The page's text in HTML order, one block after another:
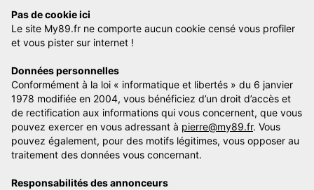
Pas de cookie ici
Le site My89.fr ne comporte aucun cookie censé vous profiler
et vous pister sur internet !
Données personnelles
Conformément à la loi « informatique et libertés » du 6 janvier
1978 modifiée en 2004, vous bénéficiez d’un droit d’accès et
de rectification aux informations qui vous concernent, que vous
pouvez exercer en vous adressant à pierre@my89.fr. Vous
pouvez également, pour des motifs légitimes, vous opposer au
traitement des données vous concernant.
Responsabilités des annonceurs